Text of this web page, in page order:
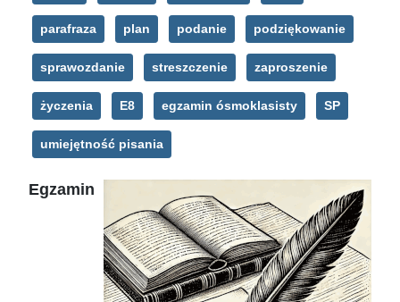
parafraza plan podanie podziękowanie
sprawozdanie streszczenie zaproszenie
życzenia E8 egzamin ósmoklasisty SP
umiejętność pisania
Egzamin